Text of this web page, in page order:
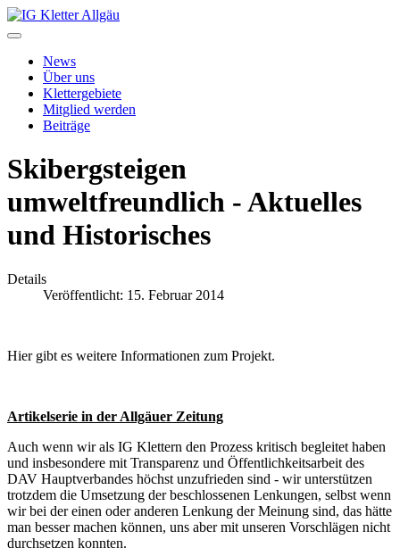
News
Über uns
Klettergebiete
Mitglied werden
Beiträge
Skibergsteigen
umweltfreundlich - Aktuelles
und Historisches
Details
Veröffentlicht: 15. Februar 2014
Hier gibt es weitere Informationen zum Projekt.
Artikelserie in der Allgäuer Zeitung
Auch wenn wir als IG Klettern den Prozess kritisch begleitet haben
und insbesondere mit Transparenz und Öffentlichkeitsarbeit des
DAV Hauptverbandes höchst unzufrieden sind - wir unterstützen
trotzdem die Umsetzung der beschlossenen Lenkungen, selbst wenn
wir bei der einen oder anderen Lenkung der Meinung sind, das hätte
man besser machen können, uns aber mit unseren Vorschlägen nicht
durchsetzen konnten.